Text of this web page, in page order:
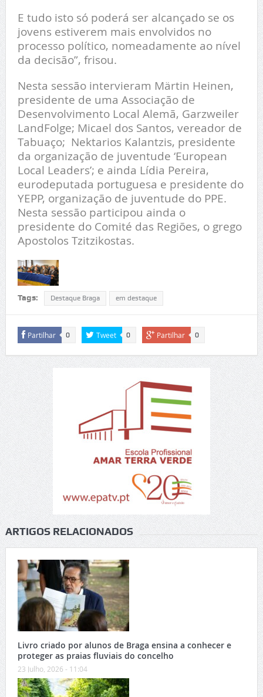
E tudo isto só poderá ser alcançado se os
jovens estiverem mais envolvidos no
processo político, nomeadamente ao nível
da decisão”, frisou.
Nesta sessão intervieram Märtin Heinen,
presidente de uma Associação de
Desenvolvimento Local Alemã, Garzweiler
LandFolge; Micael dos Santos, vereador de
Tabuaço; Nektarios Kalantzis, presidente
da organização de juventude ‘European
Local Leaders’; e ainda Lídia Pereira,
eurodeputada portuguesa e presidente do
YEPP, organização de juventude do PPE.
Nesta sessão participou ainda o
presidente do Comité das Regiões, o grego
Apostolos Tzitzikostas.
Tags: Destaque Braga em destaque
Partilhar 0 Tweet 0 Partilhar 0
ARTIGOS RELACIONADOS
Livro criado por alunos de Braga ensina a conhecer e
proteger as praias fluviais do concelho
23 Julho, 2026 - 11:04